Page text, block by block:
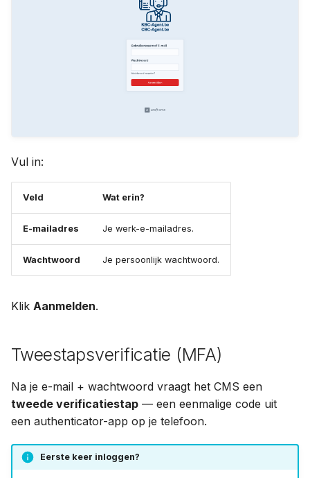
e
n
Archiveren of verwijderen
Vul in:
Veld Wat erin?
E-mailadres Je werk-e-mailadres.
Wachtwoord Je persoonlijk wachtwoord.
Klik Aanmelden.
Tweestapsverificatie (MFA)
Na je e-mail + wachtwoord vraagt het CMS een
tweede verificatiestap — een eenmalige code uit
een authenticator-app op je telefoon.
Eerste keer inloggen?